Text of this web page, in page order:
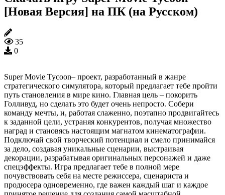
[Новая Версия] на ПК (на Русском)
35
0
Super Movie Tycoon– проект, разработанный в жанре
стратегического симулятора, который предлагает тебе пройти
путь становления в мире кино. Главная цель – покорить
Голливуд, но сделать это будет очень непросто. Собери
команду мечты, и, работая слаженно, поэтапно продвигайтесь
к заданной цели, устраняя конкурентов, получая множество
наград и становясь настоящим магнатом кинематографии.
Подключай свой творческий потенциал и смело принимайся
за дело, создавая уникальные сценарии, выстраивая
декорации, разрабатывая оригинальных персонажей и даже
спецэффекты. Игра предлагает тебе в полной мере
почувствовать себя на месте режиссера, сценариста и
продюсера одновременно, где важен каждый шаг и каждое